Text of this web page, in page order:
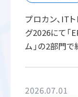
プロカン、IT
グ2026にて「
ム」の2部門
2026.07.01